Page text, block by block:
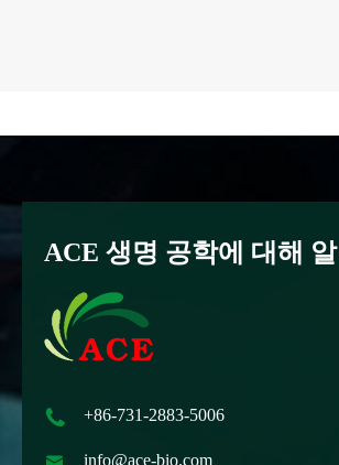
ACE 생명 공학에 대해
 +86-731-2883-5006
info@ace-bio.com